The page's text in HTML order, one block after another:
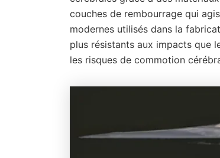
couches de rembourrage qui
modernes utilisés dans la
plus résistants aux impacts que
les risques de commotion